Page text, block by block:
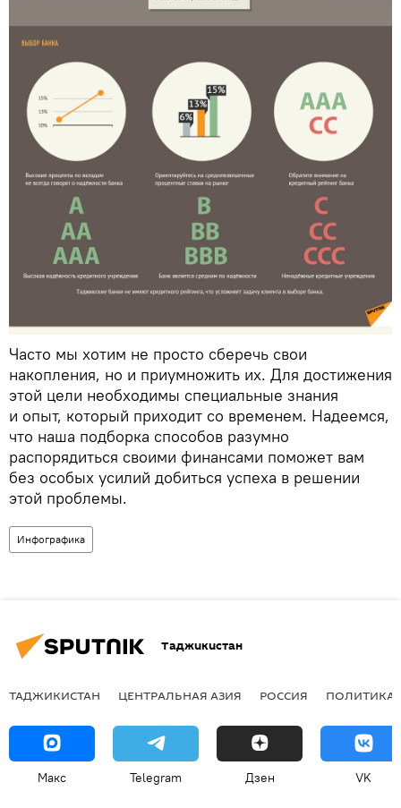
Часто мы хотим не просто сберечь свои
накопления, но и приумножить их. Для достижения
этой цели необходимы специальные знания
и опыт, который приходит со временем. Надеемся,
что наша подборка способов разумно
распорядиться своими финансами поможет вам
без особых усилий добиться успеха в решении
этой проблемы.
Инфографика
Таджикистан
ТАДЖИКИСТАН ЦЕНТРАЛЬНАЯ АЗИЯ РОССИЯ ПОЛИТИКА
Макс Telegram Дзен VK